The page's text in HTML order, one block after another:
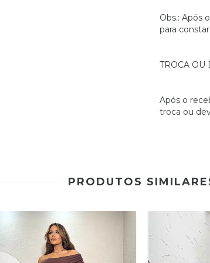
Obs.: Após
para
TROCA OU
Após o
troca ou
PRODUTOS